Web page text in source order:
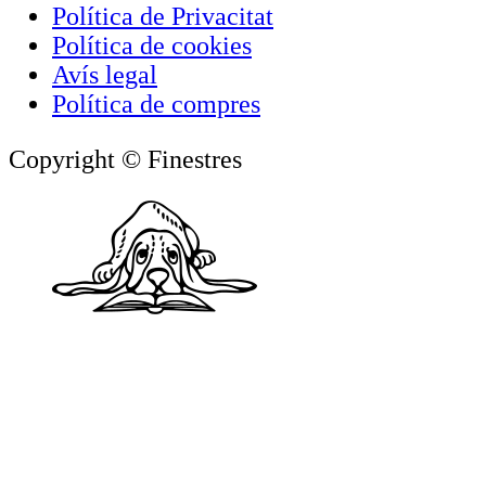
Política de Privacitat
Política de cookies
Avís legal
Política de compres
Copyright © Finestres